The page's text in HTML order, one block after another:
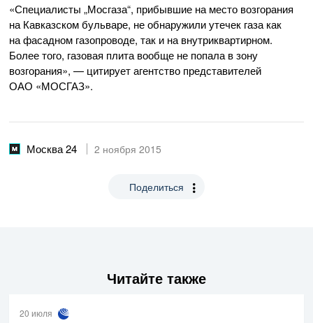
«Специалисты „Мосгаза“, прибывшие на место возгорания
на Кавказском бульваре, не обнаружили утечек газа как
на фасадном газопроводе, так и на внутриквартирном.
Более того, газовая плита вообще не попала в зону
возгорания», — цитирует агентство представителей
ОАО «МОСГАЗ».
Москва 24 2 ноября 2015
Поделиться
Читайте также
20 июля